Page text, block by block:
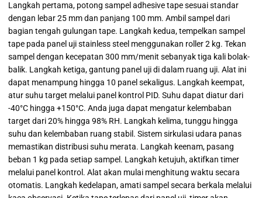
Langkah pertama, potong sampel adhesive tape sesuai standar
dengan lebar 25 mm dan panjang 100 mm. Ambil sampel dari
bagian tengah gulungan tape. Langkah kedua, tempelkan sampel
tape pada panel uji stainless steel menggunakan roller 2 kg. Tekan
sampel dengan kecepatan 300 mm/menit sebanyak tiga kali bolak-
balik. Langkah ketiga, gantung panel uji di dalam ruang uji. Alat ini
dapat menampung hingga 10 panel sekaligus. Langkah keempat,
atur suhu target melalui panel kontrol PID. Suhu dapat diatur dari
-40°C hingga +150°C. Anda juga dapat mengatur kelembaban
target dari 20% hingga 98% RH. Langkah kelima, tunggu hingga
suhu dan kelembaban ruang stabil. Sistem sirkulasi udara panas
memastikan distribusi suhu merata. Langkah keenam, pasang
beban 1 kg pada setiap sampel. Langkah ketujuh, aktifkan timer
melalui panel kontrol. Alat akan mulai menghitung waktu secara
otomatis. Langkah kedelapan, amati sampel secara berkala melalui